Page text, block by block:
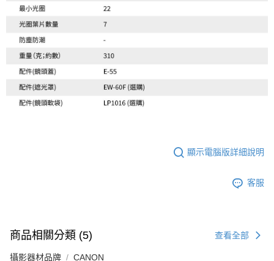
顯示電腦版詳細說明
客服
商品相關分類 (5) 查看全部
攝影器材品牌 CANON